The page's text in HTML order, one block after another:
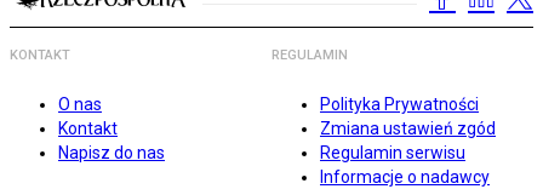
KONTAKT
O nas
Kontakt
Napisz do nas
REGULAMIN
Polityka Prywatności
Zmiana ustawień zgód
Regulamin serwisu
Informacje o nadawcy